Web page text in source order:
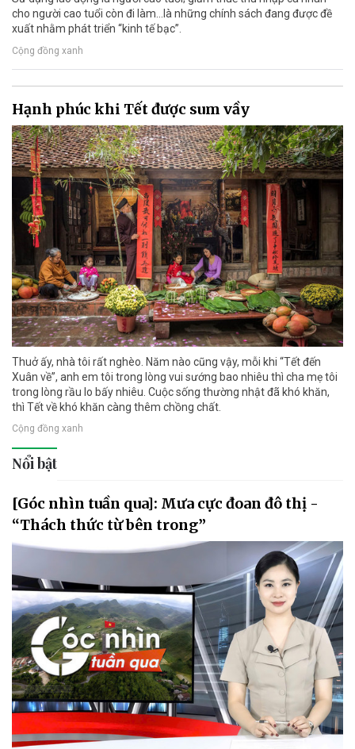
cho người cao tuổi còn đi làm…là những chính sách đang được đề
xuất nhằm phát triển “kinh tế bạc”.
Cộng đồng xanh
Hạnh phúc khi Tết được sum vầy
Thuở ấy, nhà tôi rất nghèo. Năm nào cũng vậy, mỗi khi “Tết đến
Xuân về”, anh em tôi trong lòng vui sướng bao nhiêu thì cha mẹ tôi
trong lòng rầu lo bấy nhiêu. Cuộc sống thường nhật đã khó khăn,
thì Tết về khó khăn càng thêm chồng chất.
Cộng đồng xanh
Nổi bật
[Góc nhìn tuần qua]: Mưa cực đoan đô thị -
“Thách thức từ bên trong”